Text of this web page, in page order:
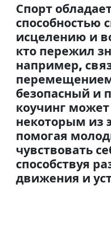
Спорт
способностью
исцелению и
кто пережил
например,
безопасный
коучинг
некоторым из
помогая
чувствовать
способствуя
движения и